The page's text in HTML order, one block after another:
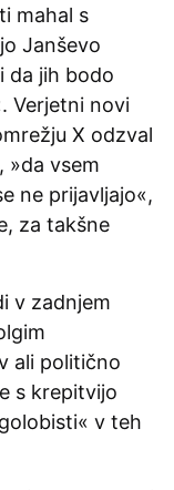
mahal s
Janševo
da jih bodo
Verjetni novi
X odzval
»da vsem
ne prijavljajo«,
za takšne
v zadnjem
ali politično
s krepitvijo
v teh